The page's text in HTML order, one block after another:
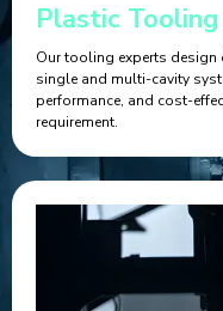
Plastic Tooling
Our tooling experts
single and multi-cavity
performance, and cost-
requirement.